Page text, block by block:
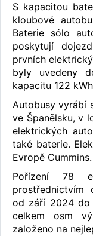
S kapacitou
kloubové
Baterie sólo
poskytují
prvních
byly uvedeny
kapacitu 122
Autobusy vyrábí
ve Španělsku, v
elektrických
také baterie.
Evropě Cummins.
Pořízení 78
prostřednictvím
od září 2024 do
celkem osm
založeno na